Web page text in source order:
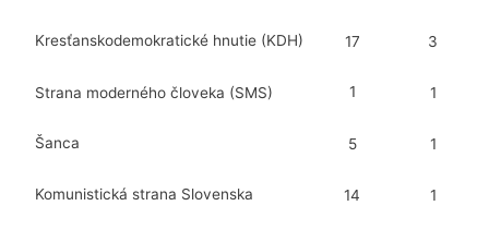
Kresťanskodemokratické hnutie (KDH) 17 3
Strana moderného človeka (SMS) 1 1
Šanca 5 1
Komunistická strana Slovenska 14 1